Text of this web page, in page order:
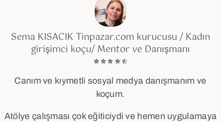
Sema KISACIK Tinpazar.com kurucusu / Kadın
girişimci koçu/ Mentor ve Danışmanı
    
Canım ve kıymetli sosyal medya danışmanım ve
koçum.
Atölye çalışması çok eğiticiydi ve hemen uygulamaya